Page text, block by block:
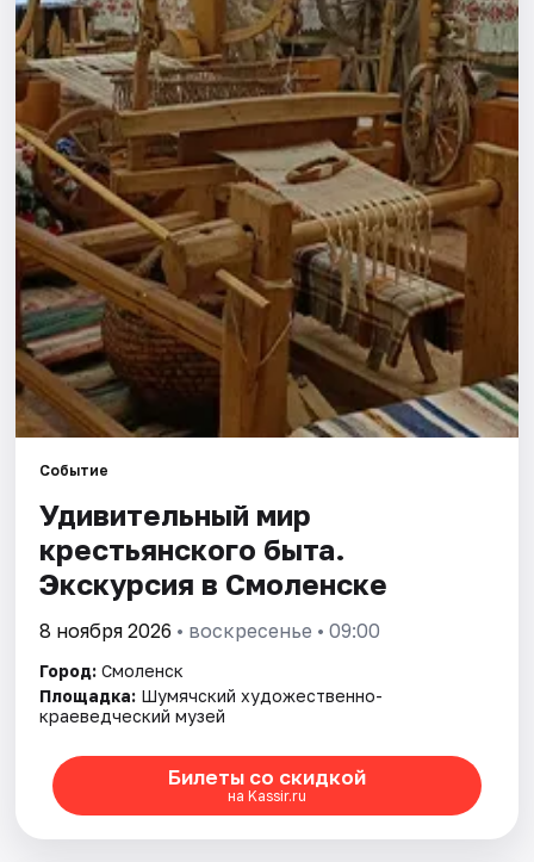
Города
Площадки
Артисты
Рейтинги
Событие
Удивительный мир
крестьянского быта.
Экскурсия в Смоленске
8 ноября 2026 • воскресенье • 09:00
Город: Смоленск
Площадка: Шумячский художественно-
краеведческий музей
Билеты со скидкой
на Kassir.ru